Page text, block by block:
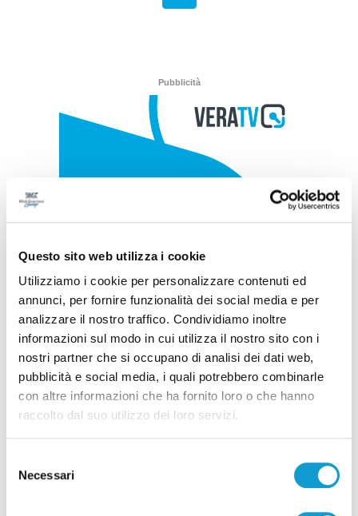
Questo sito web utilizza i cookie
Utilizziamo i cookie per personalizzare contenuti ed
annunci, per fornire funzionalità dei social media e per
analizzare il nostro traffico. Condividiamo inoltre
informazioni sul modo in cui utilizza il nostro sito con i
nostri partner che si occupano di analisi dei dati web,
pubblicità e social media, i quali potrebbero combinarle
con altre informazioni che ha fornito loro o che hanno
raccolto dal suo utilizzo dei loro servizi.
delNecessari
Pubblicità